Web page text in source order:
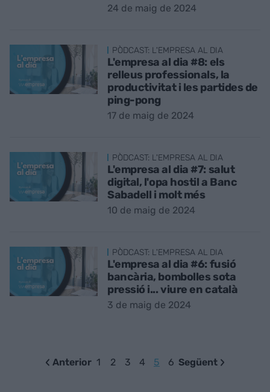
24 de maig de 2024
PÒDCAST: L'EMPRESA AL DIA
L'empresa al dia #8: els
relleus professionals, la
productivitat i les partides de
ping-pong
17 de maig de 2024
PÒDCAST: L'EMPRESA AL DIA
L'empresa al dia #7: salut
digital, l'opa hostil a Banc
Sabadell i molt més
10 de maig de 2024
PÒDCAST: L'EMPRESA AL DIA
L'empresa al dia #6: fusió
bancària, bombolles sota
pressió i... viure en català
3 de maig de 2024
Anterior 1 2 3 4 5 6 Següent